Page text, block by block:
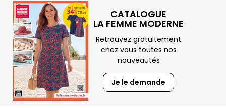
CATALOGUE
LA FEMME MODERNE
Retrouvez gratuitement
chez vous toutes nos
nouveautés
Je le demande